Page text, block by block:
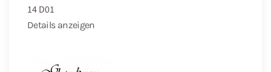
14 D01
Details anzeigen